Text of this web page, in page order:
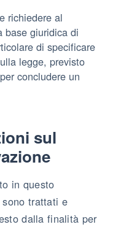
richiedere al
base giuridica di
di specificare
legge, previsto
concludere un
sul
in questo
trattati e
dalla finalità per